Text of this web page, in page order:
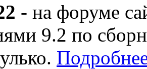
- на форуме
9.2 по